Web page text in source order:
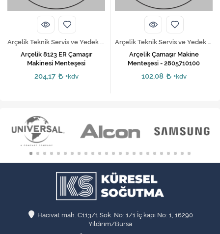
Arçelik Teknik Servis ve Yedek Parça Hizmetleri
Arçelik 8123 ER Çamaşır
Makinesi Menteşesi
204,17 +kdv
Arçelik Teknik Servis ve Yedek Parça Hizmetleri
Arçelik Çamaşır Makine
Menteşesi - 2805710100
102,08 +kdv
Hacıvat mah. C113/1 Sok. No: 1/1 İç kapı No: 1, 16290
Yıldırım/Bursa